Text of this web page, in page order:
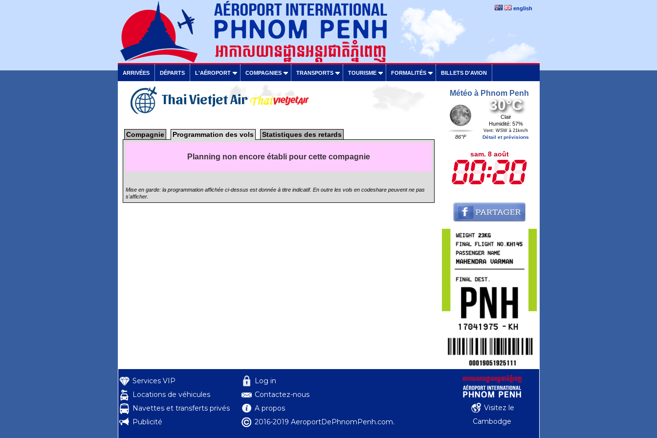
english
ARRIVÉES DÉPARTS L'AÉROPORT COMPAGNIES TRANSPORTS TOURISME FORMALITÉS BILLETS D'AVION
Thai Vietjet Air
Compagnie Programmation des vols Statistiques des retards
Planning non encore établi pour cette compagnie
Mise en garde: la programmation affichée ci-dessus est donnée à titre indicatif. En outre les vols en codeshare peuvent ne pas
s'afficher.
Météo à Phnom Penh
86°F
30°C
Clair
Humidité: 57%
Vent: WSW à 21km/h
Détail et prévisions
sam. 8 août
Services VIP
Locations de véhicules
Navettes et transferts privés
Publicité
Log in
Contactez-nous
A propos
2016-2019 AeroportDePhnomPenh.com.
Visitez le
Cambodge